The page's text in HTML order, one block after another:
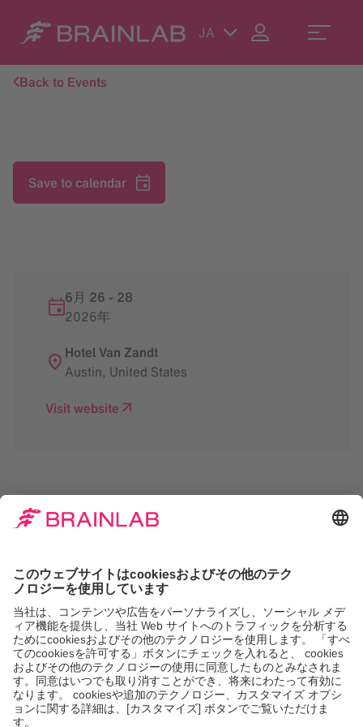
JA
Back to Events
Save to calendar
6月 26 - 28
2026年
Hotel Van Zandt
Austin, United States
Visit website
Google Maps サービス
必要です。
当社は Google Maps, を使用して、お客様のア
クティビティに関するデータを収集する可能性
のあるコンテンツを埋め込みます。このコンテ
ンツを表示するには、詳細を確認し、サービス
に同意してください。